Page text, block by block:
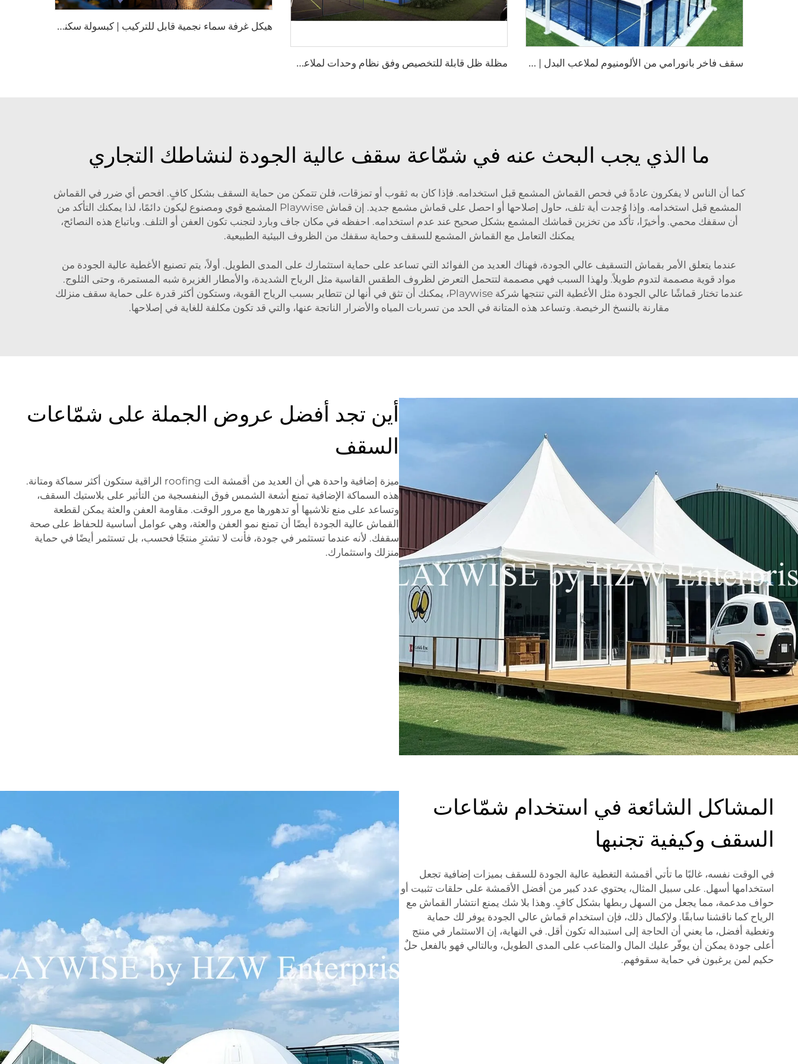
س
قف فاخر بانورامي من الألومنيوم لملاعب البدل | مظلة رياضية خارجية قابلة للتخصيص وفق نظام وحدات لمشاريع الأندية الفاخرة لكرة المضرب م
ظلة ظل قابلة للتخصيص وفق نظام وحدات لملاعب البدل | سقف متكامل من هيكل ألومنيوم مع حماية زجاجية لمرافق التنس الخارجية
ه
يكل غرفة سماء نجمية قابل للتركيب | كبسولة سكنية شفافة عالية التأثير مصنوعة من البولي كربونات
ما الذي يجب البحث عنه في شمّاعة سقف عالية الجودة لنشاطك التجاري
كما أن الناس لا يفكرون عادةً في فحص القماش المشمع قبل استخدامه. فإذا كان به ثقوب أو تمزقات، فلن تتمكن من حماية السقف بشكل كافٍ. افحص أي ضرر في القماش
المشمع قبل استخدامه. وإذا وُجدت أية تلف، حاول إصلاحها أو احصل على قماش مشمع جديد. إن قماش Playwise المشمع قوي ومصنوع ليكون دائمًا، لذا يمكنك التأكد من
أن سقفك محمي. وأخيرًا، تأكد من تخزين قماشك المشمع بشكل صحيح عند عدم استخدامه. احفظه في مكان جاف وبارد لتجنب تكون العفن أو التلف. وباتباع هذه النصائح،
يمكنك التعامل مع القماش المشمع للسقف وحماية سقفك من الظروف البيئية الطبيعية.
عندما يتعلق الأمر بقماش التسقيف عالي الجودة، فهناك العديد من الفوائد التي تساعد على حماية استثمارك على المدى الطويل. أولاً، يتم تصنيع الأغطية عالية الجودة من
مواد قوية مصممة لتدوم طويلاً. ولهذا السبب فهي مصممة لتتحمل التعرض لظروف الطقس القاسية مثل الرياح الشديدة، والأمطار الغزيرة شبه المستمرة، وحتى الثلوج.
عندما تختار قماشًا عالي الجودة مثل الأغطية التي تنتجها شركة Playwise، يمكنك أن تثق في أنها لن تتطاير بسبب الرياح القوية، وستكون أكثر قدرة على حماية سقف منزلك
مقارنة بالنسخ الرخيصة. وتساعد هذه المتانة في الحد من تسربات المياه والأضرار الناتجة عنها، والتي قد تكون مكلفة للغاية في إصلاحها.
أين تجد أفضل عروض الجملة على شمّاعات
السقف
ميزة إضافية واحدة هي أن العديد من أقمشة الت roofing الراقية ستكون أكثر سماكة ومتانة.
هذه السماكة الإضافية تمنع أشعة الشمس فوق البنفسجية من التأثير على بلاستيك السقف،
وتساعد على منع تلاشيها أو تدهورها مع مرور الوقت. مقاومة العفن والعثة يمكن لقطعة
القماش عالية الجودة أيضًا أن تمنع نمو العفن والعثة، وهي عوامل أساسية للحفاظ على صحة
سقفك. لأنه عندما تستثمر في جودة، فأنت لا تشترِ منتجًا فحسب، بل تستثمر أيضًا في حماية
منزلك واستثمارك.
المشاكل الشائعة في استخدام شمّاعات
السقف وكيفية تجنبها
في الوقت نفسه، غالبًا ما تأتي أقمشة التغطية عالية الجودة للسقف بميزات إضافية تجعل
استخدامها أسهل. على سبيل المثال، يحتوي عدد كبير من أفضل الأقمشة على حلقات تثبيت أو
حواف مدعمة، مما يجعل من السهل ربطها بشكل كافٍ. وهذا بلا شك يمنع انتشار القماش مع
الرياح كما ناقشنا سابقًا. ولإكمال ذلك، فإن استخدام قماش عالي الجودة يوفر لك حماية
وتغطية أفضل، ما يعني أن الحاجة إلى استبداله تكون أقل. في النهاية، إن الاستثمار في منتج
أعلى جودة يمكن أن يوفّر عليك المال والمتاعب على المدى الطويل، وبالتالي فهو بالفعل حلٌ
حكيم لمن يرغبون في حماية سقوفهم.